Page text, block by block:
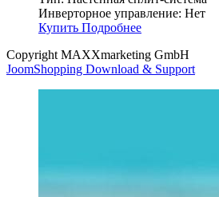
Инверторное управление: Нет
Купить Подробнее
Copyright MAXXmarketing GmbH
JoomShopping Download & Support